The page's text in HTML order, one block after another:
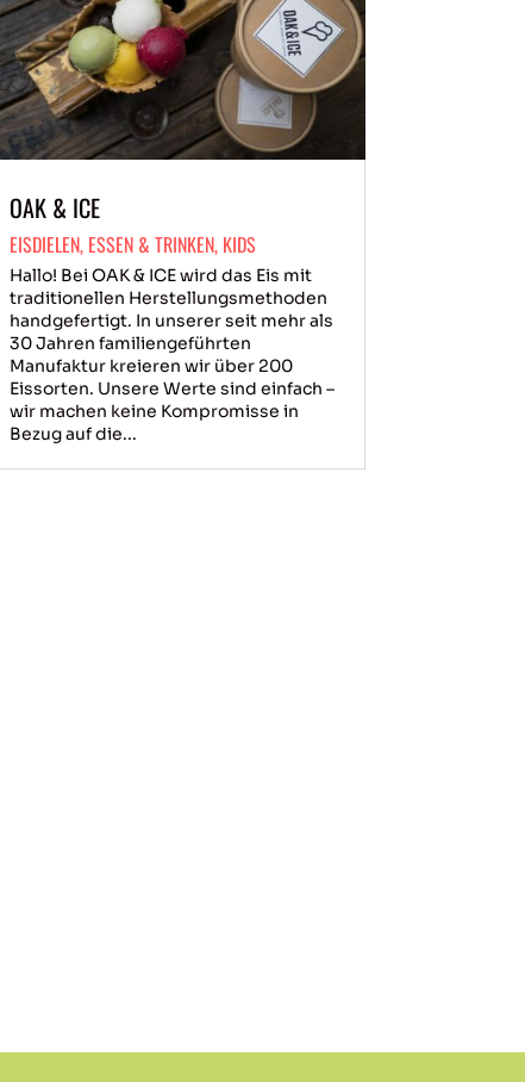
OAK & ICE
EISDIELEN, ESSEN & TRINKEN, KIDS
Hallo! Bei OAK & ICE wird das Eis mit
traditionellen Herstellungsmethoden
handgefertigt. In unserer seit mehr als
30 Jahren familiengeführten
Manufaktur kreieren wir über 200
Eissorten. Unsere Werte sind einfach –
wir machen keine Kompromisse in
Bezug auf die...